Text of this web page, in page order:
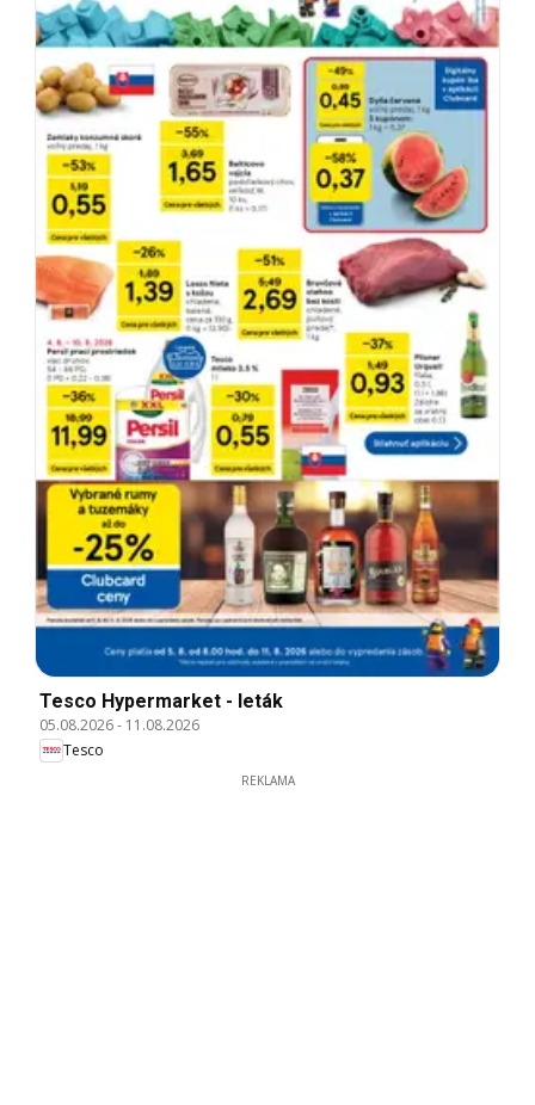
Tesco Hypermarket - leták
05.08.2026- 11.08.2026
Tesco
REKLAMA